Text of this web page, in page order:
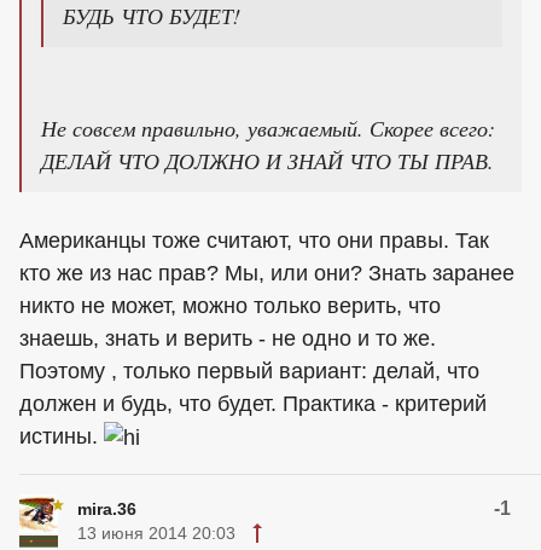
БУДЬ ЧТО БУДЕТ!
Не совсем правильно, уважаемый. Скорее всего:
ДЕЛАЙ ЧТО ДОЛЖНО И ЗНАЙ ЧТО ТЫ ПРАВ.
Американцы тоже считают, что они правы. Так
кто же из нас прав? Мы, или они? Знать заранее
никто не может, можно только верить, что
знаешь, знать и верить - не одно и то же.
Поэтому , только первый вариант: делай, что
должен и будь, что будет. Практика - критерий
истины.
mira.36 -1
13 июня 2014 20:03